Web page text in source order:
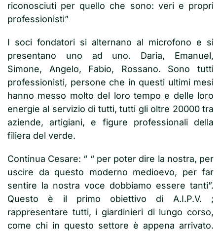
riconosciuti per quello che sono: veri e propri
professionisti”
I soci fondatori si alternano al microfono e si
presentano uno ad uno. Daria, Emanuel,
Simone, Angelo, Fabio, Rossano. Sono tutti
professionisti, persone che in questi ultimi mesi
hanno messo molto del loro tempo e delle loro
energie al servizio di tutti, tutti gli oltre 20000 tra
aziende, artigiani, e figure professionali della
filiera del verde.
Continua Cesare: “ “ per poter dire la nostra, per
uscire da questo moderno medioevo, per far
sentire la nostra voce dobbiamo essere tanti”.
Questo è il primo obiettivo di A.I.P.V. ;
rappresentare tutti, i giardinieri di lungo corso,
come chi in questo settore è appena arrivato.